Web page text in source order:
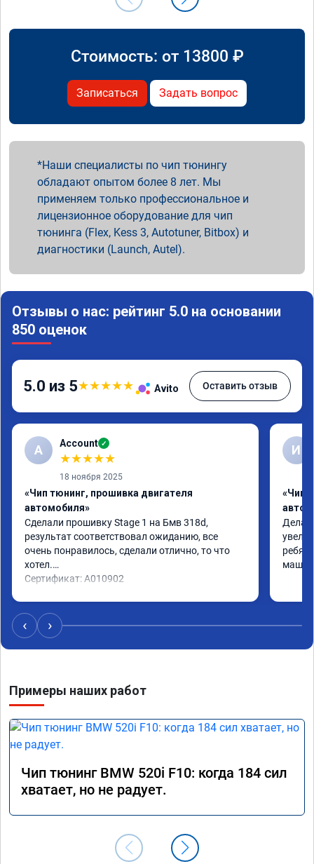
Стоимость: от 13800 ₽
Записаться Задать вопрос
Наши специалисты по чип тюнингу
обладают опытом более 8 лет. Мы
применяем только профессиональное и
лицензионное оборудование для чип
тюнинга (Flex, Kess 3, Autotuner, Bitbox) и
диагностики (Launch, Autel).
Отзывы о нас: рейтинг 5.0 на основании
850 оценок
5.0 из 5★★★★★ Avito Оставить отзыв
A Account ✓
★★★★★
18 ноября 2025
«Чип тюнинг, прошивка двигателя
автомобиля»
Сделали прошивку Stage 1 на Бмв 318d,
результат соответствовал ожиданию, все
очень понравилось, сделали отлично, то что
хотел.
Сертификат: A010902
И
«Чип
‹ ›
Примеры наших работ
Чип тюнинг BMW 520i F10: когда 184 сил
хватает, но не радует.